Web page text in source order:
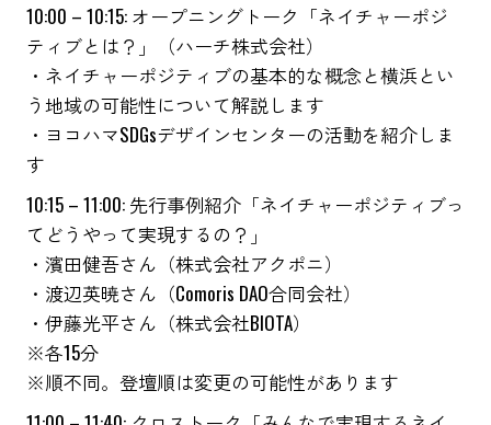
10:00 – 10:15: オープニングトーク「ネイチャーポジ
ティブとは？」（ハーチ株式会社）
・ネイチャーポジティブの基本的な概念と横浜とい
う地域の可能性について解説します
・ヨコハマSDGsデザインセンターの活動を紹介しま
す
10:15 – 11:00: 先行事例紹介「ネイチャーポジティブっ
てどうやって実現するの？」
・濱田健吾さん（株式会社アクポニ）
・渡辺英暁さん（Comoris DAO合同会社）
・伊藤光平さん（株式会社BIOTA）
※各15分
※順不同。登壇順は変更の可能性があります